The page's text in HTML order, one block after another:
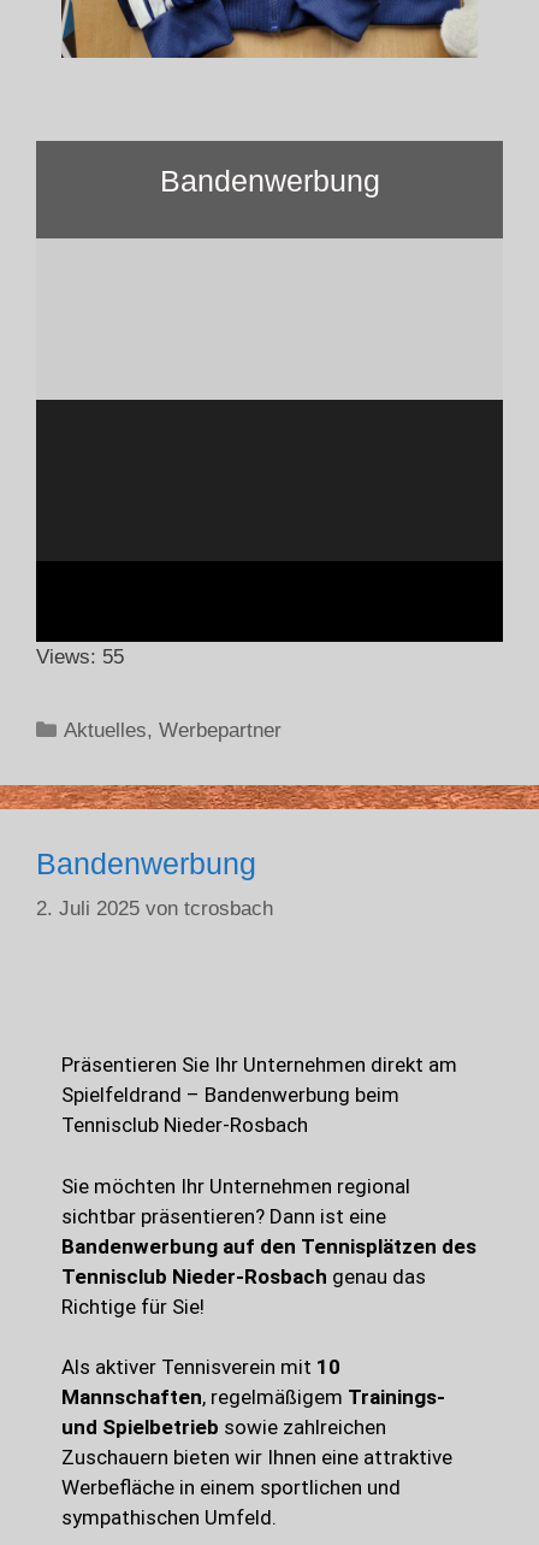
Bandenwerbung
Views: 55
Aktuelles,Werbepartner
Bandenwerbung
2. Juli 2025 von tcrosbach
Präsentieren Sie Ihr Unternehmen direkt am
Spielfeldrand – Bandenwerbung beim
Tennisclub Nieder-Rosbach
Sie möchten Ihr Unternehmen regional
sichtbar präsentieren? Dann ist eine
Bandenwerbung auf den Tennisplätzen des
Tennisclub Nieder-Rosbach genau das
Richtige für Sie!
Als aktiver Tennisverein mit 10
Mannschaften, regelmäßigem Trainings-
und Spielbetrieb sowie zahlreichen
Zuschauern bieten wir Ihnen eine attraktive
Werbefläche in einem sportlichen und
sympathischen Umfeld.